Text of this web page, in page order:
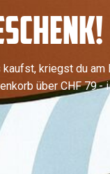
kriegst du am
über CHF